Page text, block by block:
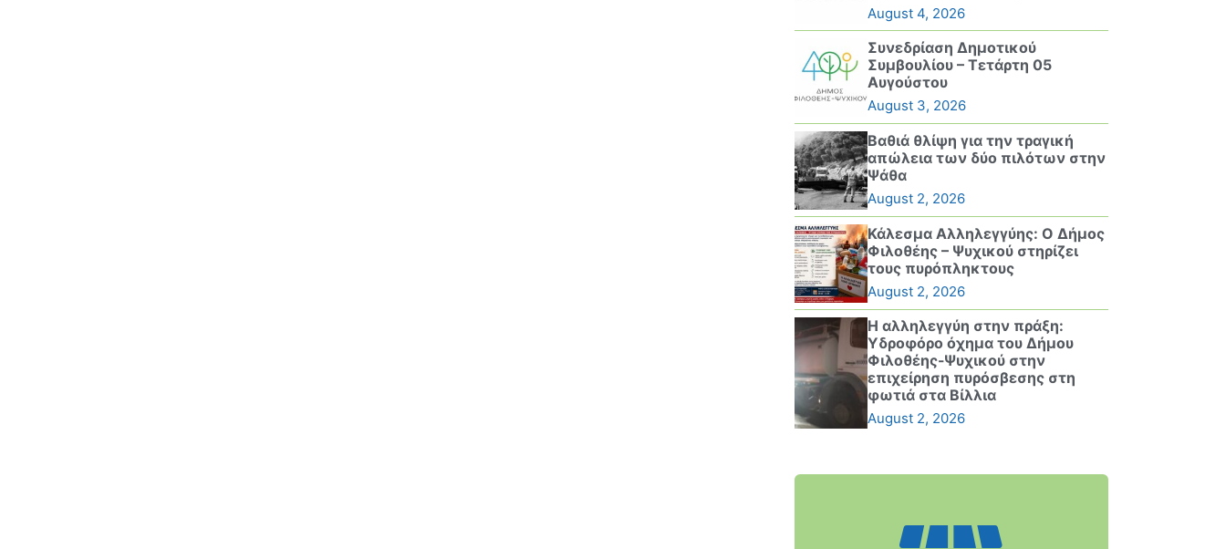
August 4, 2026
Συνεδρίαση Δημοτικού
Συμβουλίου – Τετάρτη 05
Αυγούστου
August 3, 2026
Βαθιά θλίψη για την τραγική
απώλεια των δύο πιλότων στην
Ψάθα
August 2, 2026
Κάλεσμα Αλληλεγγύης: Ο Δήμος
Φιλοθέης – Ψυχικού στηρίζει
τους πυρόπληκτους
August 2, 2026
Η αλληλεγγύη στην πράξη:
Υδροφόρο όχημα του Δήμου
Φιλοθέης-Ψυχικού στην
επιχείρηση πυρόσβεσης στη
φωτιά στα Βίλλια
August 2, 2026